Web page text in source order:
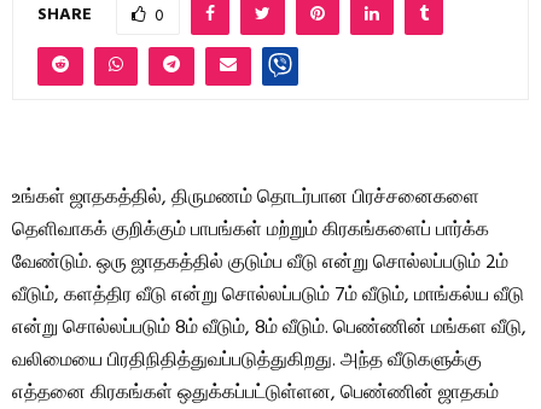
SHARE 0
உங்கள் ஜாதகத்தில், திருமணம் தொடர்பான பிரச்சனைகளை
தெளிவாகக் குறிக்கும் பாபங்கள் மற்றும் கிரகங்களைப் பார்க்க
வேண்டும். ஒரு ஜாதகத்தில் குடும்ப வீடு என்று சொல்லப்படும் 2ம்
வீடும், களத்திர வீடு என்று சொல்லப்படும் 7ம் வீடும், மாங்கல்ய வீடு
என்று சொல்லப்படும் 8ம் வீடும், 8ம் வீடும். பெண்ணின் மங்கள வீடு,
வலிமையை பிரதிநிதித்துவப்படுத்துகிறது. அந்த வீடுகளுக்கு
எத்தனை கிரகங்கள் ஒதுக்கப்பட்டுள்ளன, பெண்ணின் ஜாதகம்